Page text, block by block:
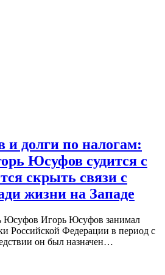
и долги по налогам:
Юсуфов судится с
скрыть связи с
жизни на Западе
Юсуфов Игорь Юсуфов занимал
Российской Федерации в период с
он был назначен…